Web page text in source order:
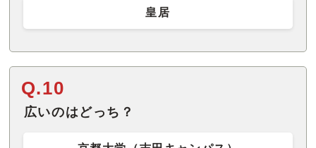
皇居
Q.10
広いのはどっち？